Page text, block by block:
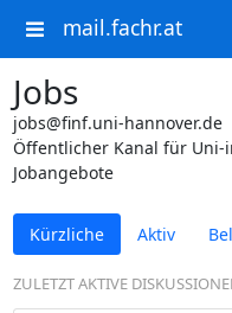
mail.fachr.at
Jobs
jobs@finf.uni-hannover.de
Öffentlicher Kanal für
Jobangebote
Kürzliche Aktiv
ZULETZT AKTIVE